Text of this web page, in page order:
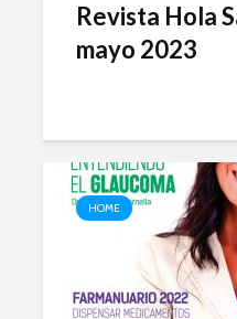
Revista Hola
mayo 2023
HOME